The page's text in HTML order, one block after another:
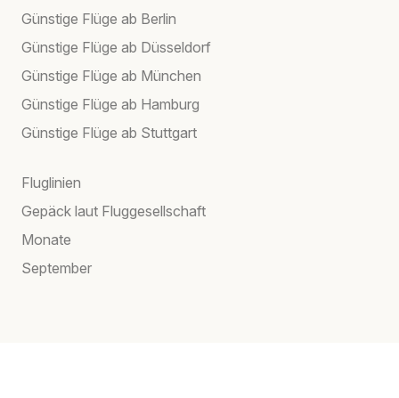
Günstige Flüge ab Berlin
Günstige Flüge ab Düsseldorf
Günstige Flüge ab München
Günstige Flüge ab Hamburg
Günstige Flüge ab Stuttgart
Fluglinien
Gepäck laut Fluggesellschaft
Monate
September